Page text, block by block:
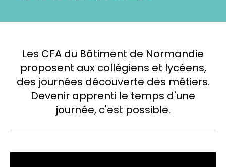
Les CFA du Bâtiment de Normandie
proposent aux collégiens et lycéens,
des journées découverte des métiers.
Devenir apprenti le temps d'une
journée, c'est possible.